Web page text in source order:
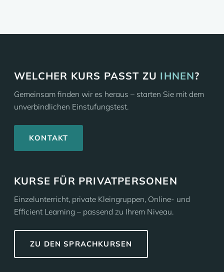
WELCHER KURS PASST ZU IHNEN?
Gemeinsam finden wir es heraus – starten Sie mit dem
unverbindlichen Einstufungstest.
KONTAKT
KURSE FÜR PRIVATPERSONEN
Einzelunterricht, private Kleingruppen, Online- und
Efficient Learning – passend zu Ihrem Niveau.
ZU DEN SPRACHKURSEN